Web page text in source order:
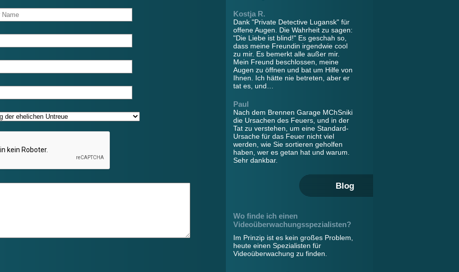
Kostja R.
Dank "Private Detective Lugansk" für
offene Augen. Die Wahrheit zu sagen:
"Die Liebe ist blind!" Es geschah so,
dass meine Freundin irgendwie cool
zu mir. Es bemerkt alle außer mir.
Mein Freund beschlossen, meine
Augen zu öffnen und bat um Hilfe von
Ihnen. Ich hätte nie betreten, aber er
tat es, und…
Paul
Nach dem Brennen Garage MChSniki
die Ursachen des Feuers, und in der
Tat zu verstehen, um eine Standard-
Ursache für das Feuer nicht viel
werden, wie Sie sortieren geholfen
haben, wer es getan hat und warum.
Sehr dankbar.
Blog
Wo finde ich einen
Videoüberwachungsspezialisten?
Im Prinzip ist es kein großes Problem,
heute einen Spezialisten für
Videoüberwachung zu finden.